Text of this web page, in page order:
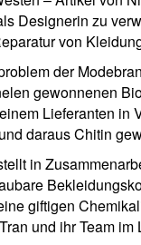
Designerin zu
von
der
gewonnenen
Lieferanten in
daraus Chitin
in
giftigen
und ihr Team